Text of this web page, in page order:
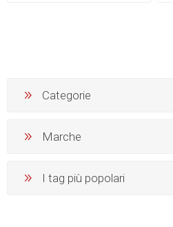
Categorie
Marche
I tag più popolari